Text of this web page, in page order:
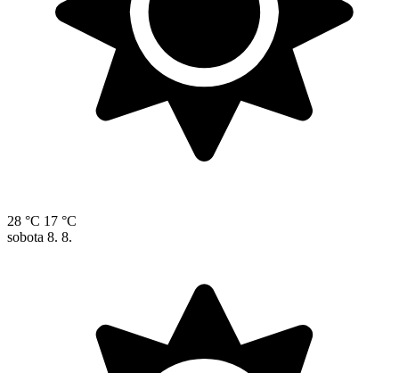
28 °C 17 °C
sobota 8. 8.